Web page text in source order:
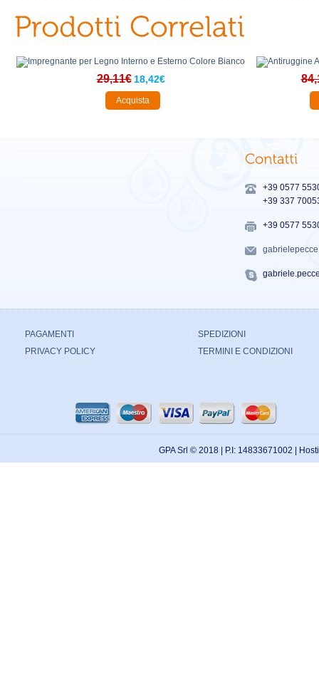
29,11€ 18,42€
Acquista
+39 0577
+39 337
+39 0577
PAGAMENTI
PRIVACY POLICY
SPEDIZIONI
TERMINI E CONDIZIONI
GPA Srl © 2018 | P.I: 14833671002 |